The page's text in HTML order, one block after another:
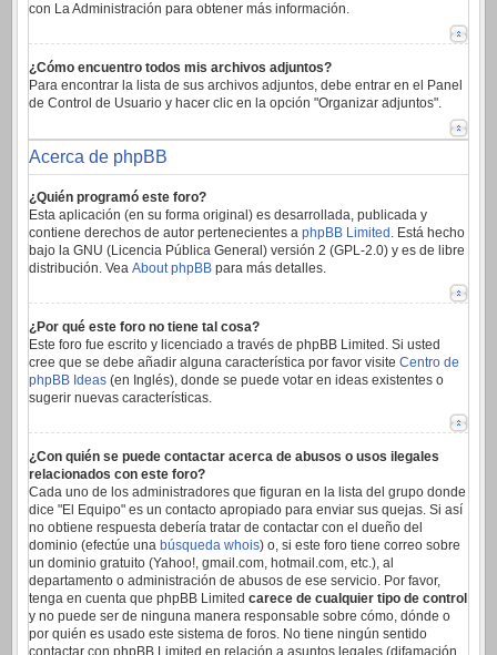
con La Administración para obtener más información.
¿Cómo encuentro todos mis archivos adjuntos?
Para encontrar la lista de sus archivos adjuntos, debe entrar en el Panel
de Control de Usuario y hacer clic en la opción "Organizar adjuntos".
Acerca de phpBB
¿Quién programó este foro?
Esta aplicación (en su forma original) es desarrollada, publicada y
contiene derechos de autor pertenecientes a phpBB Limited . Está hecho
bajo la GNU (Licencia Pública General) versión 2 (GPL-2.0) y es de libre
distribución. Vea About phpBB para más detalles.
¿Por qué este foro no tiene tal cosa?
Este foro fue escrito y licenciado a través de phpBB Limited. Si usted
cree que se debe añadir alguna característica por favor visite Centro de
phpBB Ideas (en Inglés), donde se puede votar en ideas existentes o
sugerir nuevas características.
¿Con quién se puede contactar acerca de abusos o usos ilegales
relacionados con este foro?
Cada uno de los administradores que figuran en la lista del grupo donde
dice "El Equipo" es un contacto apropiado para enviar sus quejas. Si así
no obtiene respuesta debería tratar de contactar con el dueño del
dominio (efectúe una búsqueda whois) o, si este foro tiene correo sobre
un dominio gratuito (Yahoo!, gmail.com, hotmail.com, etc.), al
departamento o administración de abusos de ese servicio. Por favor,
tenga en cuenta que phpBB Limited carece de cualquier tipo de control
y no puede ser de ninguna manera responsable sobre cómo, dónde o
por quién es usado este sistema de foros. No tiene ningún sentido
contactar con phpBB Limited en relación a asuntos legales (difamación,